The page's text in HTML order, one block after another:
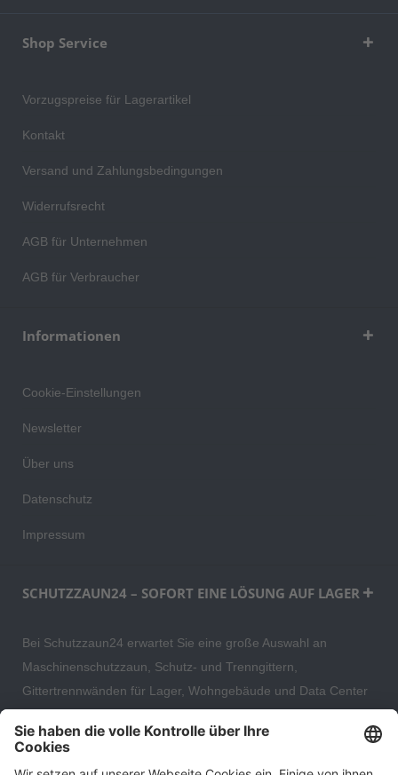
Shop Service
Vorzugspreise für Lagerartikel
Kontakt
Versand und Zahlungsbedingungen
Widerrufsrecht
AGB für Unternehmen
AGB für Verbraucher
Informationen
Cookie-Einstellungen
Newsletter
Über uns
Datenschutz
Impressum
SCHUTZZAUN24 – SOFORT EINE LÖSUNG AUF LAGER
Bei Schutzzaun24 erwartet Sie eine große Auswahl an
Maschinenschutzzaun, Schutz- und Trenngittern,
Gittertrennwänden für Lager, Wohngebäude und Data Center
hochwertige Gartenzäune und Zaunsysteme für die sichere